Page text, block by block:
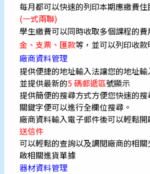
每月都可以快速的列印本期應繳費住
(一式兩聯)
學生繳費可以同時收取多個課程的
金、支票、匯款等，並可以列印收
廠商資料管理
提供便捷的地址輸入法讓您的地址輸
並提供最新的5 碼郵遞區號顯示
提供簡便的搜尋方式方便您快速的
關鍵字便可以進行全欄位搜尋。
廠商資料輸入電子郵件後可以輕鬆開
送信件
可以輕鬆的查詢以及調閱廠商的相
啟相關進貨單據
器材資料管理